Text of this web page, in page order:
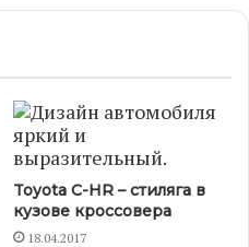
Toyota C-HR – стиляга в
кузове кроссовера
18.04.2017